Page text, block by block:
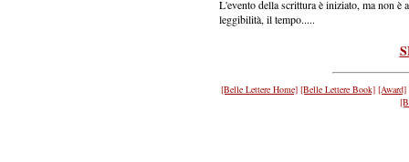
L'evento della scrittura è iniziato, ma non è
leggibilità, il tempo.....
[Belle Lettere Home] [Belle Lettere Book] [Award]